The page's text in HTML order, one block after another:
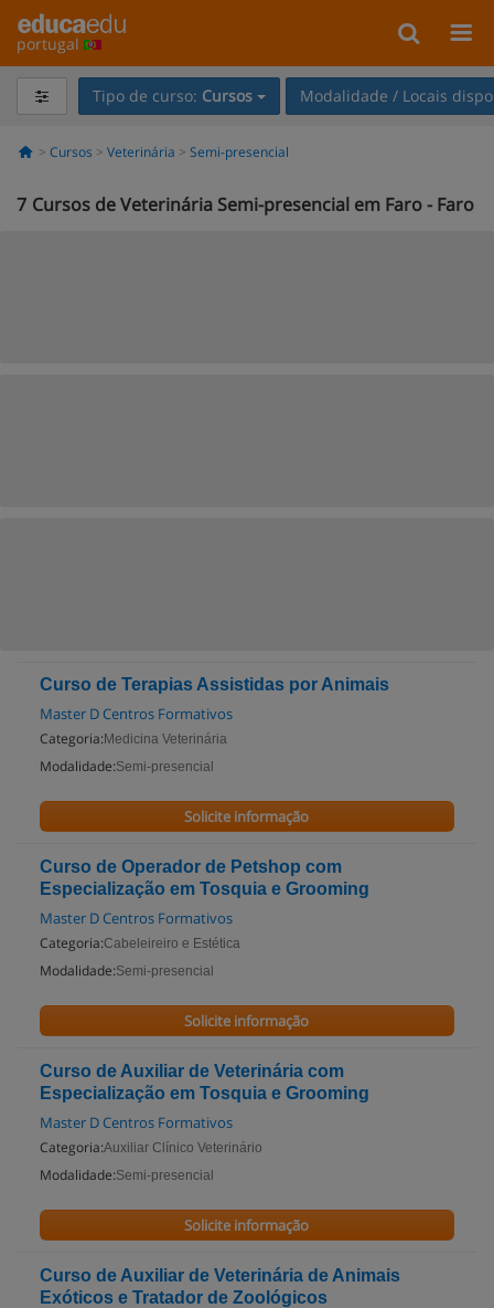
portugal
Tipo de curso: Cursos Modalidade / Locais
Cursos Veterinária Semi-presencial
7 Cursos de Veterinária Semi-presencial em Faro - Faro
Curso de Terapias Assistidas por Animais
Master D Centros Formativos
Categoria: Medicina Veterinária
Modalidade:Semi-presencial
Solicite informação
Curso de Operador de Petshop com
Especialização em Tosquia e Grooming
Master D Centros Formativos
Categoria:Cabeleireiro e Estética
Modalidade:Semi-presencial
Solicite informação
Curso de Auxiliar de Veterinária com
Especialização em Tosquia e Grooming
Master D Centros Formativos
Categoria:Auxiliar Clínico Veterinário
Modalidade:Semi-presencial
Solicite informação
Curso de Auxiliar de Veterinária de Animais
Exóticos e Tratador de Zoológicos